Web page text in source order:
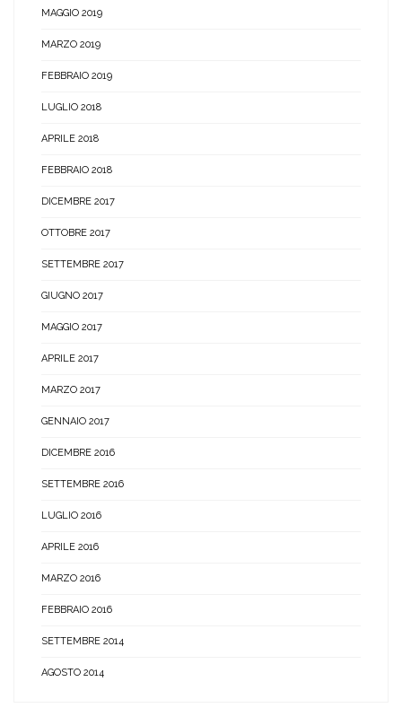
MAGGIO 2019
MARZO 2019
FEBBRAIO 2019
LUGLIO 2018
APRILE 2018
FEBBRAIO 2018
DICEMBRE 2017
OTTOBRE 2017
SETTEMBRE 2017
GIUGNO 2017
MAGGIO 2017
APRILE 2017
MARZO 2017
GENNAIO 2017
DICEMBRE 2016
SETTEMBRE 2016
LUGLIO 2016
APRILE 2016
MARZO 2016
FEBBRAIO 2016
SETTEMBRE 2014
AGOSTO 2014